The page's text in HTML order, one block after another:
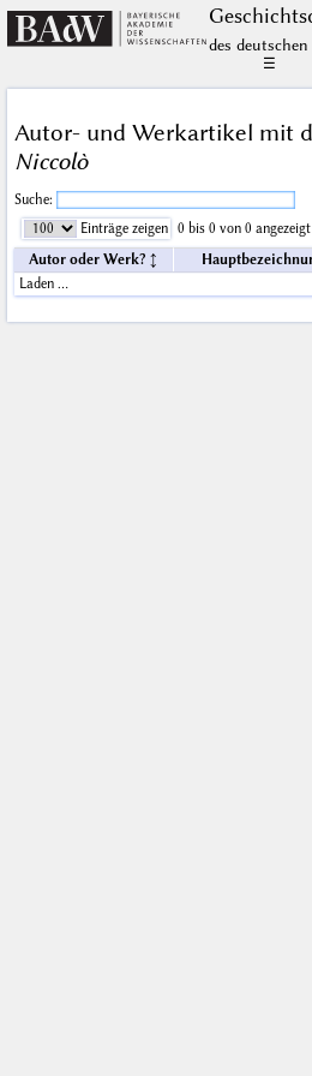
des
☰
Autor- und Werkartikel mit
Niccolò
Suche:
Einträge zeigen
0 bis 0 von 0 angezeigt
Autor oder Werk?
Laden …